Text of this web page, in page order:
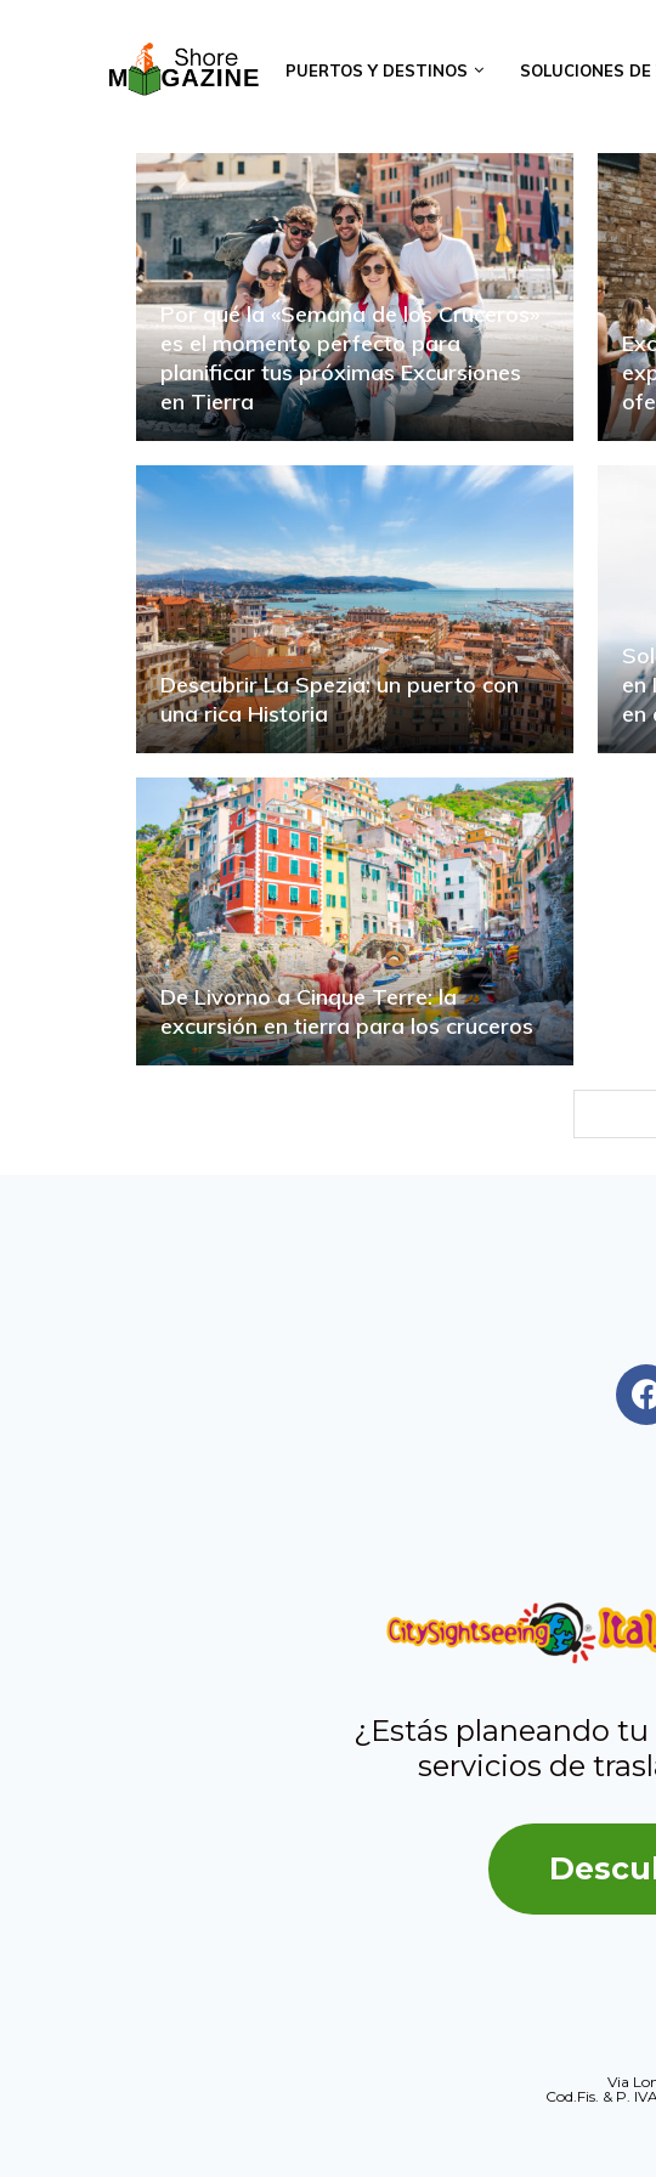
PUERTOS Y DESTINOS SOLUCIONES DE
Por qué la «Semana de los Cruceros»
es el momento perfecto para
planificar tus próximas Excursiones
en Tierra
Descubrir La Spezia: un puerto con
una rica Historia
en
en
De Livorno a Cinque Terre: la
excursión en tierra para los cruceros
¿Estás planeando
servicios de
Via
Cod.Fis. & P.